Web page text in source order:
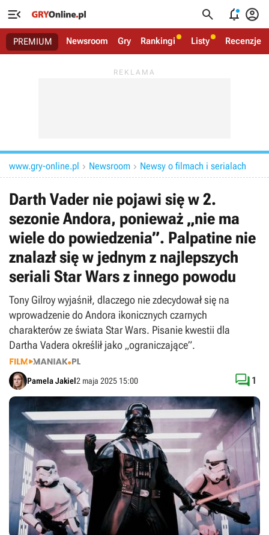
   
PREMIUM Newsroom Gry Rankingi Listy Recenzje
www.gry-online.pl  Newsroom  Newsy o filmach i serialach
Darth Vader nie pojawi się w 2.
sezonie Andora, ponieważ „nie ma
wiele do powiedzenia”. Palpatine nie
znalazł się w jednym z najlepszych
seriali Star Wars z innego powodu
Tony Gilroy wyjaśnił, dlaczego nie zdecydował się na
wprowadzenie do Andora ikonicznych czarnych
charakterów ze świata Star Wars. Pisanie kwestii dla
Dartha Vadera określił jako „ograniczające”.
Pamela Jakiel2 maja 2025 15:00  1